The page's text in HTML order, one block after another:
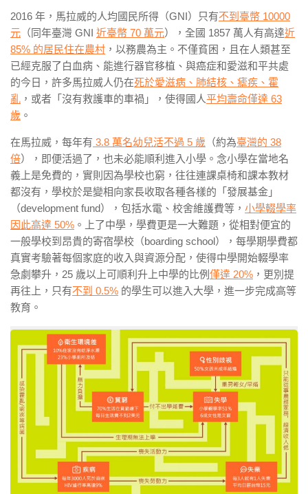
2016 年， 馬拉威的人均國民所得 （GNI） 只有不到臺幣 10000
元 （同年臺灣 GNI 近臺幣 70 萬元），全國 1857 萬人有高達近
85% 的居民住在農村 ，以務農為主。不僅貧困，且在人類甚至
已經克服了白血病、能進行器官移植、與癌症和愛滋和平共處
的今日，許多馬拉威人仍在死於愛滋病、肺結核、瘧疾、霍
亂 ，或者「沒有救護車的車禍」 ，使得國人平均壽命僅達 63
歲 。
在馬拉威， 每年有 3.8 萬名幼兒活不過 5 歲 （約為臺灣的 38
倍），即便活過了，也未必能順利進入小學。 念小學在當地名
義上是免費的，實則因為學校也窮，往往連課桌椅和課本教材
都沒有，學校於是變相向家長收取各種各樣的「發展基金」
（development fund），包括水電、校舍維護費等， 小學輟學率
因此高達 50% 。上了中學，學費更是一大難題，從相對便宜的
一般學校到昂貴的寄宿學校（boarding school），每學期學費都
真實考驗著每個家庭的收入與資源分配，使得中學開始輟學率
急劇攀升， 25 歲以上可順利升上中學的比例 僅達 20% ，更別提
再往上，只有不到 0.5% 的學生可以進入大學，進一步完成高等
教育。